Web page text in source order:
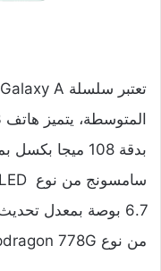
بدقة 108
من نوع Snapdragon 778G.